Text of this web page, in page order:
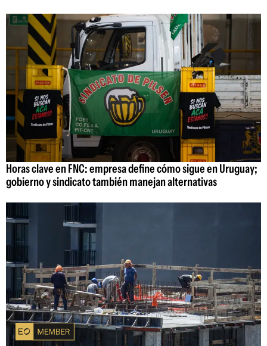
Horas clave en FNC: empresa define cómo sigue en Uruguay;
gobierno y sindicato también manejan alternativas